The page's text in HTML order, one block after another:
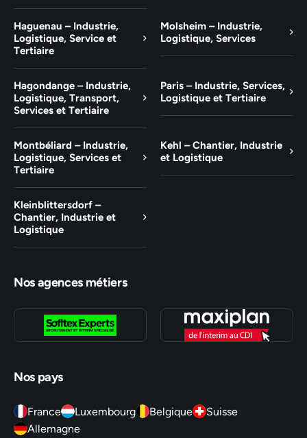
Haguenau – Industrie,
Logistique, Service et
Tertiaire
Molsheim – Industrie,
Logistique, Services
Hagondange – Industrie,
Logistique, Transport,
Services et Tertiaire
Paris – Industrie, Services,
Logistique et Tertiaire
Montbéliard – Industrie,
Logistique, Services et
Tertiaire
Kehl – Chantier, Industrie
et Logistique
Kleinblittersdorf –
Chantier, Industrie et
Logistique
Nos agences métiers
Nos pays
France Luxembourg Belgique
Suisse
Allemagne